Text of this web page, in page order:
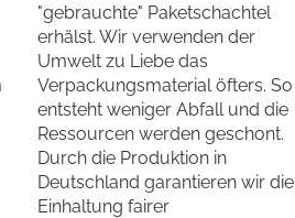
"gebrauchte" Paketschachtel
erhälst. Wir verwenden der
Umwelt zu Liebe das
Verpackungsmaterial öfters. So
entsteht weniger Abfall und die
Ressourcen werden geschont.
Durch die Produktion in
Deutschland garantieren wir die
Einhaltung fairer